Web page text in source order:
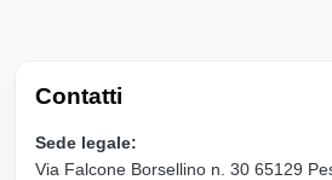
Contatti
Sede legale:
Via Falcone Borsellino n. 30 65129